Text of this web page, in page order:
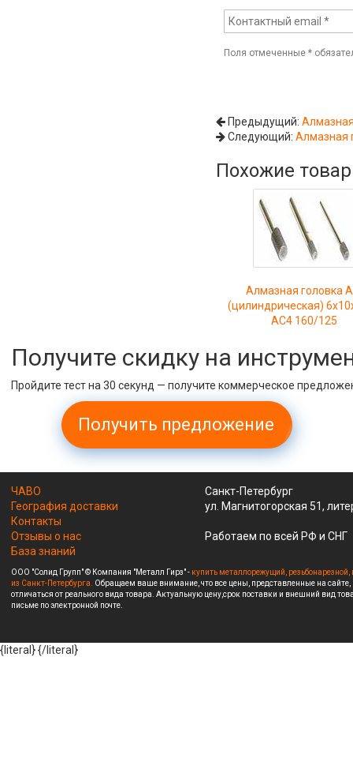
Поля отмеченные*
Предыдущий:
Следующий:Алмазная
Похожие
Алмазная головка
(цилиндрическая)
АС4 160/125
Получите скидку на
Пройдите тест на 30 секунд — получите коммерческое
Получить предложение
ЧАВО
География доставки
Контакты
Отзывы о нас
База знаний
Санкт-Петербург
ул. Магнитогорская 51,
Работаем по всей РФ и СНГ
ООО "Солид Групп" © Компания "Металл Гирз" - купить металлорежущий,
из Санкт-Петербурга. Обращаем ваше внимание, что все цены, представленные на
отличаться от реального вида товара. Актуальную цену,срок поставки и внешний вид
письме по электронной почте.
{literal}{/literal}